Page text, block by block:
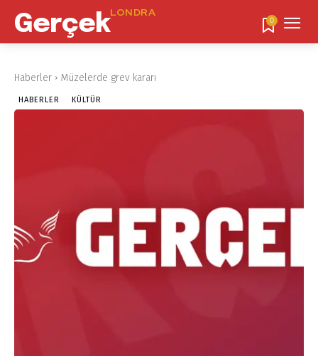
GerçekLONDRA
0
Haberler Müzelerde grev kararı
HABERLER KÜLTÜR